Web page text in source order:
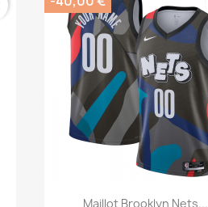
Aperçu rapide
Maillot Brooklyn Nets...